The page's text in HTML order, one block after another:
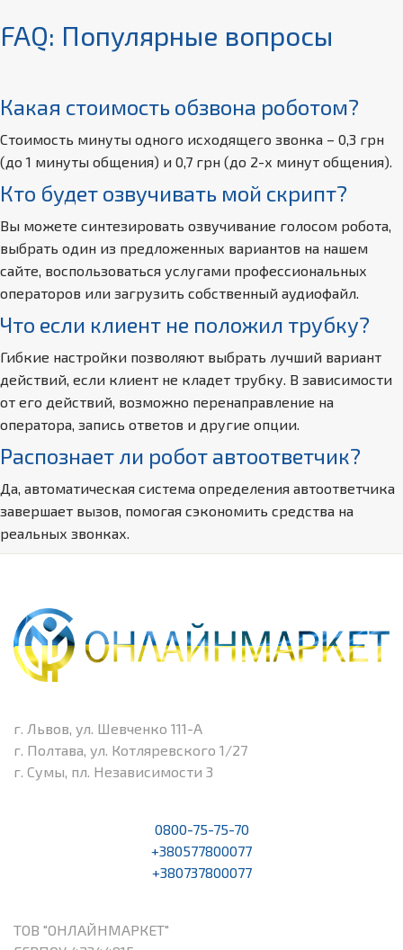
FAQ: Популярные вопросы
Какая стоимость обзвона роботом?
Стоимость минуты одного исходящего звонка – 0,3 грн
(до 1 минуты общения) и 0,7 грн (до 2-х минут общения).
Кто будет озвучивать мой скрипт?
Вы можете синтезировать озвучивание голосом робота,
выбрать один из предложенных вариантов на нашем
сайте, воспользоваться услугами профессиональных
операторов или загрузить собственный аудиофайл.
Что если клиент не положил трубку?
Гибкие настройки позволяют выбрать лучший вариант
действий, если клиент не кладет трубку. В зависимости
от его действий, возможно перенаправление на
оператора, запись ответов и другие опции.
Распознает ли робот автоответчик?
Да, автоматическая система определения автоответчика
завершает вызов, помогая сэкономить средства на
реальных звонках.
г. Львов, ул. Шевченко 111-А
г. Полтава, ул. Котляревского 1/27
г. Сумы, пл. Независимости 3
0800-75-75-70
+380577800077
+380737800077
ТОВ "ОНЛАЙНМАРКЕТ"